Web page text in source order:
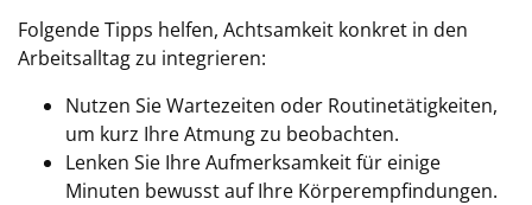
Folgende Tipps helfen, Achtsamkeit konkret in den
Arbeitsalltag zu integrieren:
Nutzen Sie Wartezeiten oder Routinetätigkeiten,
um kurz Ihre Atmung zu beobachten.
Lenken Sie Ihre Aufmerksamkeit für einige
Minuten bewusst auf Ihre Körperempfindungen.